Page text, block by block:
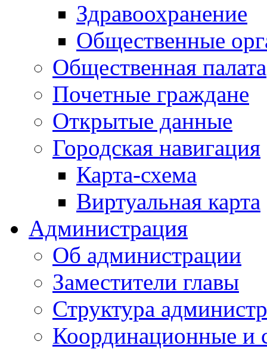
Здравоохранение
Общественные
Общественная палата
Почетные граждане
Открытые данные
Городская навигация
Карта-схема
Виртуальная карта
Администрация
Об администрации
Заместители главы
Структура
Координационные и